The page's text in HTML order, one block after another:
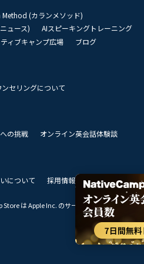
Method (カランメソッド)
ュース)
AIスピーキングトレーニング
ィブキャンプ広場
ブログ
ンセリングについて
の挑戦
オンライン英会話体験談
について 採用情報 私達のビジョン
は Apple Inc. のサービスマークです。